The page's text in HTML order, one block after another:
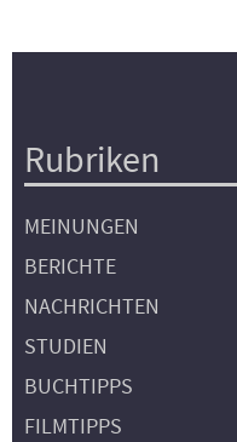
Hauptnavigation
Rubriken
MEINUNGEN
BERICHTE
NACHRICHTEN
STUDIEN
BUCHTIPPS
FILMTIPPS